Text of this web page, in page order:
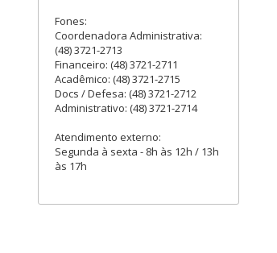
Fones:
Coordenadora Administrativa:
(48) 3721-2713
Financeiro: (48) 3721-2711
Acadêmico: (48) 3721-2715
Docs / Defesa: (48) 3721-2712
Administrativo: (48) 3721-2714
Atendimento externo:
Segunda à sexta - 8h às 12h / 13h
às 17h